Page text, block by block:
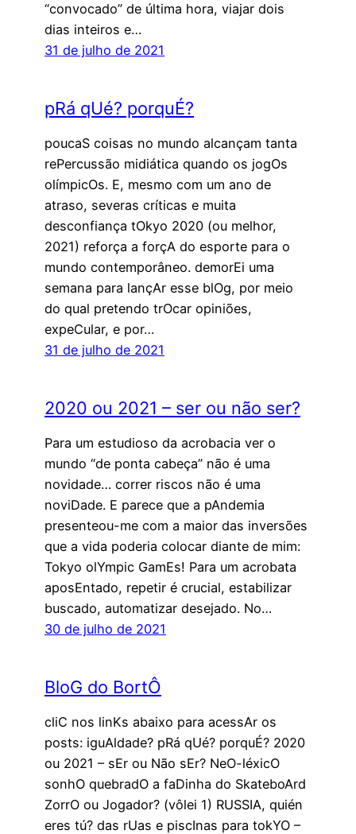
“convocado” de última hora, viajar dois
dias inteiros e…
31 de julho de 2021
pRá qUé? porquÉ?
poucaS coisas no mundo alcançam tanta
rePercussão midiática quando os jogOs
olímpicOs. E, mesmo com um ano de
atraso, severas críticas e muita
desconfiança tOkyo 2020 (ou melhor,
2021) reforça a forçA do esporte para o
mundo contemporâneo. demorEi uma
semana para lançAr esse blOg, por meio
do qual pretendo trOcar opiniões,
expeCular, e por…
31 de julho de 2021
2020 ou 2021 – ser ou não ser?
Para um estudioso da acrobacia ver o
mundo “de ponta cabeça” não é uma
novidade… correr riscos não é uma
noviDade. E parece que a pAndemia
presenteou-me com a maior das inversões
que a vida poderia colocar diante de mim:
Tokyo olYmpic GamEs! Para um acrobata
aposEntado, repetir é crucial, estabilizar
buscado, automatizar desejado. No…
30 de julho de 2021
BloG do BortÔ
cliC nos linKs abaixo para acessAr os
posts: iguAldade? pRá qUé? porquÉ? 2020
ou 2021 – sEr ou Não sEr? NeO-léxicO
sonhO quebradO a faDinha do SkateboArd
ZorrO ou Jogador? (vôlei 1) RUSSIA, quién
eres tú? das rUas e piscInas para tokYO –